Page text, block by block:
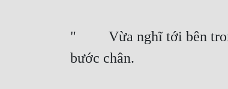
"   Vừa nghĩ tới bên
bước chân.